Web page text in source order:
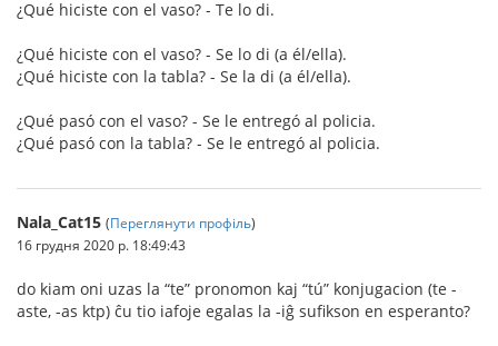
¿Qué hiciste con el vaso? - Te lo di.
¿Qué hiciste con el vaso? - Se lo di (a él/ella).
¿Qué hiciste con la tabla? - Se la di (a él/ella).
¿Qué pasó con el vaso? - Se le entregó al policia.
¿Qué pasó con la tabla? - Se le entregó al policia.
Nala_Cat15 (Переглянути профіль)
16 грудня 2020 р. 18:49:43
do kiam oni uzas la “te” pronomon kaj “tú” konjugacion (te -
aste, -as ktp) ĉu tio iafoje egalas la -iĝ sufikson en esperanto?